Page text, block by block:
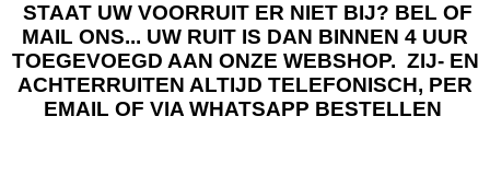
STAAT UW VOORRUIT ER NIET BIJ? BEL OF
MAIL ONS... UW RUIT IS DAN BINNEN 4 UUR
TOEGEVOEGD AAN ONZE WEBSHOP. ZIJ- EN
ACHTERRUITEN ALTIJD TELEFONISCH, PER
EMAIL OF VIA WHATSAPP BESTELLEN